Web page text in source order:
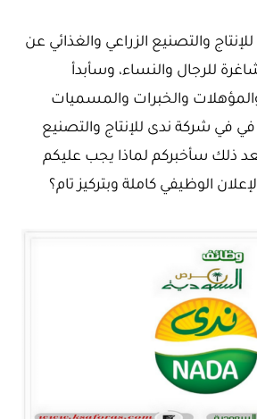
والتصنيع الزراعي والغذائي عن
للرجال والنساء، وسأبدأ
والخبرات والمسميات
في شركة ندى للإنتاج والتصنيع
ذلك سأخبركم لماذا يجب عليكم
الوظيفي كاملة وبتركيز تام؟